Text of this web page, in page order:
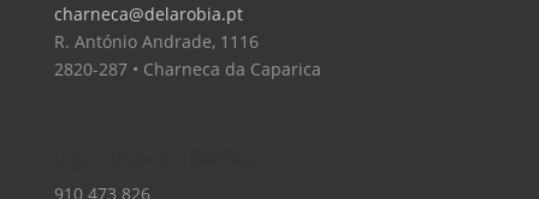
charneca@delarobia.pt
R. António Andrade, 1116
2820-287 • Charneca da Caparica
910 473 826